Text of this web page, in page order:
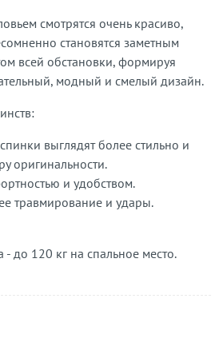
смотрятся очень красиво,
становятся заметным
всей обстановки, формируя
модный и смелый дизайн.
выглядят более стильно и
оригинальности.
и удобством.
травмирование и удары.
- до 120 кг на спальное место.